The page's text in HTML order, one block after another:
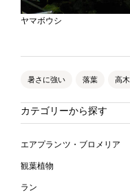
ヤマボウシ
暑さに強い 落葉 高木
カテゴリーから探す
エアプランツ・ブロメリア
観葉植物
ラン